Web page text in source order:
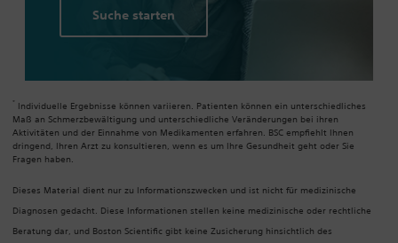
Suche starten
* Individuelle Ergebnisse können variieren. Patienten können ein unterschiedliches
Maß an Schmerzbewältigung und unterschiedliche Veränderungen bei ihren
Aktivitäten und der Einnahme von Medikamenten erfahren. BSC empfiehlt Ihnen
dringend, Ihren Arzt zu konsultieren, wenn es um Ihre Gesundheit geht oder Sie
Fragen haben.
Dieses Material dient nur zu Informationszwecken und ist nicht für medizinische
Diagnosen gedacht. Diese Informationen stellen keine medizinische oder rechtliche
Beratung dar, und Boston Scientific gibt keine Zusicherung hinsichtlich des